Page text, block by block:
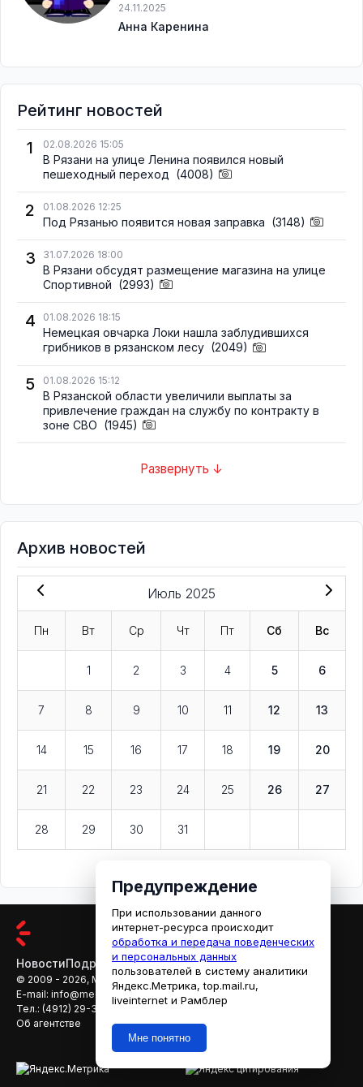
24.11.2025
Анна Каренина
Рейтинг новостей
1
02.08.2026 15:05
В Рязани на улице Ленина появился новый
пешеходный переход (4008)
2 01.08.2026 12:25
Под Рязанью появится новая заправка (3148)
3 31.07.2026 18:00
В Рязани обсудят размещение магазина на улице
Спортивной (2993)
4 01.08.2026 18:15
Немецкая овчарка Локи нашла заблудившихся
грибников в рязанском лесу (2049)
5 01.08.2026 15:12
В Рязанской области увеличили выплаты за
привлечение граждан на службу по контракту в
зоне СВО (1945)
Развернуть ↓
Архив новостей
Июль 2025
Пн Вт Ср Чт Пт Сб Вс
1 2 3 4 5 6
7 8 9 10 11 12 13
14 15 16 17 18 19 20
21 22 23 24 25 26 27
28 29 30 31
НовостиПодробностиАфишаКино
© 2009 - 2026, МЕДИАРЯЗАНЬ
E-mail: info@mediaryazan.ru
reklama@mediaryazan.ru
Тел.: (4912) 29-33-66
Об агентстве
Предупреждение
При использовании данного
интернет-ресурса происходит
обработка и передача поведенческих
и персональных данных
пользователей в систему аналитики
Яндекс.Метрика, top.mail.ru,
liveinternet и Рамблер
Мне понятно